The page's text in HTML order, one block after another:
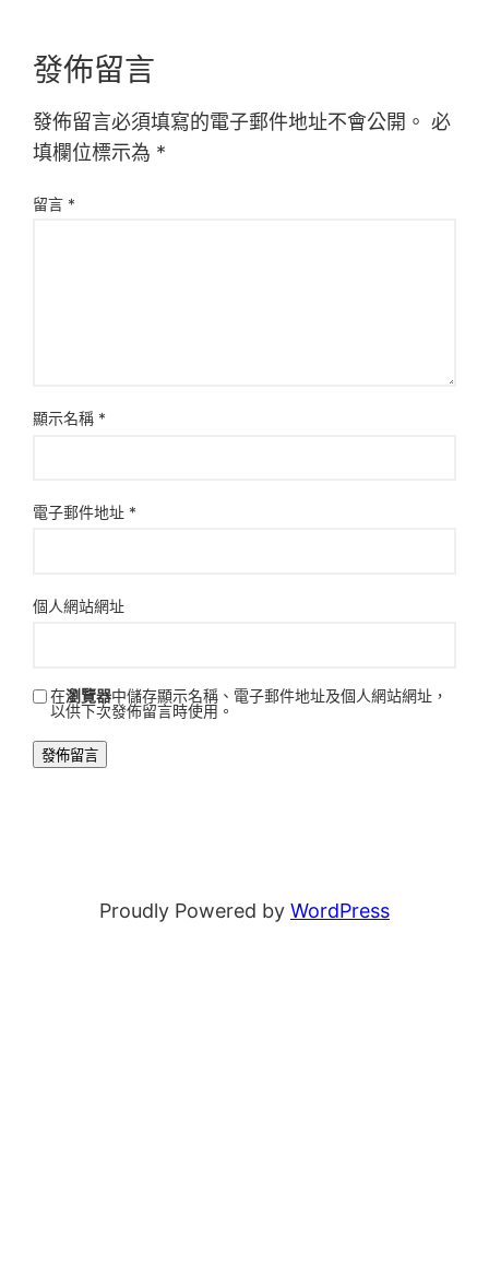
發佈留言
發佈留言必須填寫的電子郵件地址不會公開。 必
填欄位標示為 *
留言 *
顯示名稱 *
電子郵件地址 *
個人網站網址
在瀏覽器中儲存顯示名稱、電子郵件地址及個人網站網址，
以供下次發佈留言時使用。
Proudly Powered by WordPress